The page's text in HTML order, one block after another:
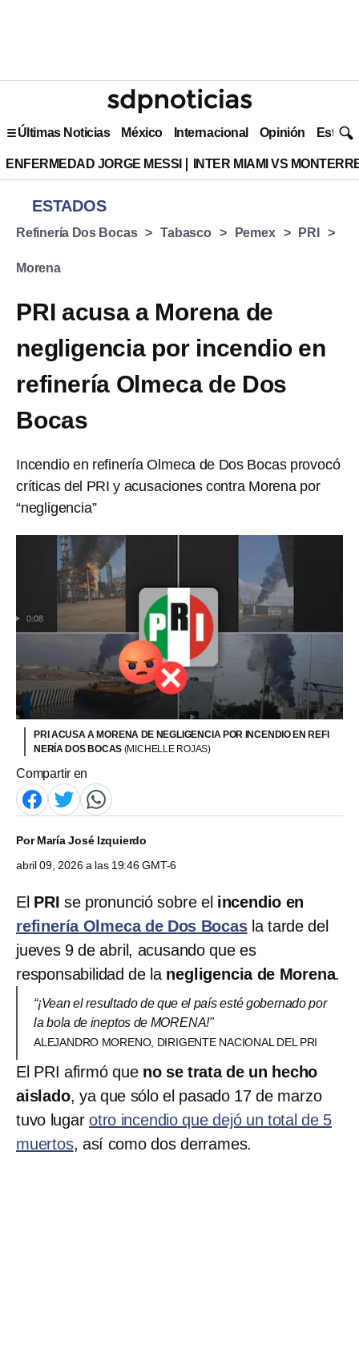
Últimas Noticias México Internacional Opinión Estilo
ENFERMEDAD JORGE MESSI INTER MIAMI VS
ESTADOS
Refinería Dos Bocas Tabasco Pemex PRI
Morena
PRI acusa a Morena de
negligencia por incendio en
refinería Olmeca de Dos
Bocas
Incendio en refinería Olmeca de Dos Bocas provocó
críticas del PRI y acusaciones contra Morena por
“negligencia”
PRI ACUSA A MORENA DE NEGLIGENCIA POR INCENDIO EN REFI
NERÍA DOS BOCAS (MICHELLE ROJAS)
Compartir en
PorMaría José Izquierdo
abril 09, 2026 a las 19:46 GMT-6
El PRI se pronunció sobre el incendio en
refinería Olmeca de Dos Bocasla tarde del
jueves 9 de abril, acusando que es
responsabilidad de la negligencia de Morena.
“¡Vean el resultado de que el país esté gobernado por
la bola de ineptos de MORENA!"
ALEJANDRO MORENO, DIRIGENTE NACIONAL DEL PRI
El PRI afirmó que no se trata de un hecho
aislado, ya que sólo el pasado 17 de marzo
tuvo lugarotro incendio que dejó un total de 5
muertos, así como dos derrames.